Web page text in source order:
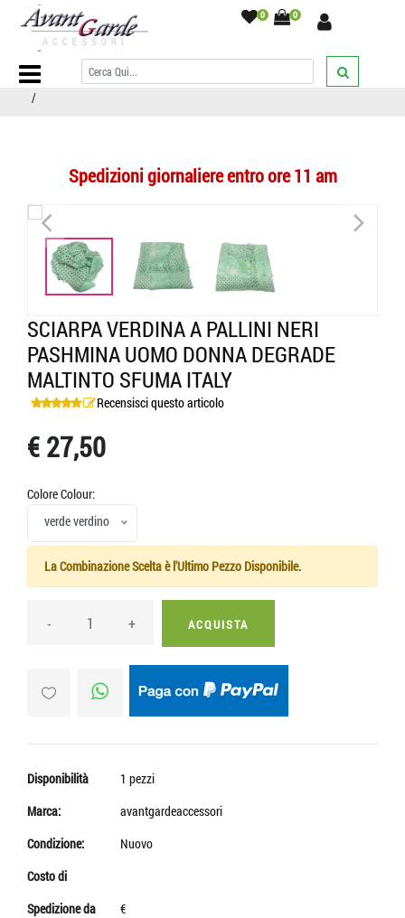
0 0
Home Page/SCIARPE/Sciarpe fantasia/a pois/SCIARPA verdina
a pallini neri PASHMINA uomo donna degrade maltinto SFUMA ITALY
/
Spedizioni giornaliere entro ore 11 am
< >
SCIARPA VERDINA A PALLINI NERI
PASHMINA UOMO DONNA DEGRADE
MALTINTO SFUMA ITALY
Recensisci questo articolo
€ 27,50
Colore Colour:
verde verdino
La Combinazione Scelta è l'Ultimo Pezzo Disponibile.
- + ACQUISTA
Disponibilità
1 pezzi
Marca:
avantgardeaccessori
Condizione:
Nuovo
Costo di
Spedizione da
€